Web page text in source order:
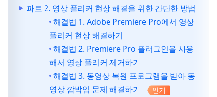
파트 2. 영상 플리커 현상 해결을 위한 간단한 방법
해결법 1. Adobe Premiere Pro에서 영상
플리커 현상 해결하기
해결법 2. Premiere Pro 플러그인을 사용
해서 영상 플리커 제거하기
해결법 3. 동영상 복원 프로그램을 받아 동
영상 깜박임 문제 해결하기
인기